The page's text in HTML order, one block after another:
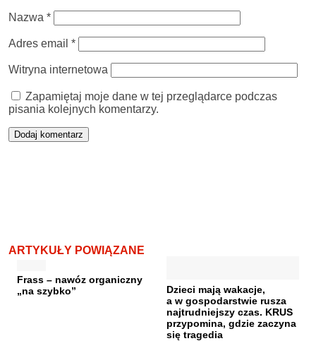
Nazwa *
Adres email *
Witryna internetowa
Zapamiętaj moje dane w tej przeglądarce podczas
pisania kolejnych komentarzy.
ARTYKUŁY POWIĄZANE
Frass – nawóz organiczny
„na szybko”
Dzieci mają wakacje,
a w gospodarstwie rusza
najtrudniejszy czas. KRUS
przypomina, gdzie zaczyna
się tragedia